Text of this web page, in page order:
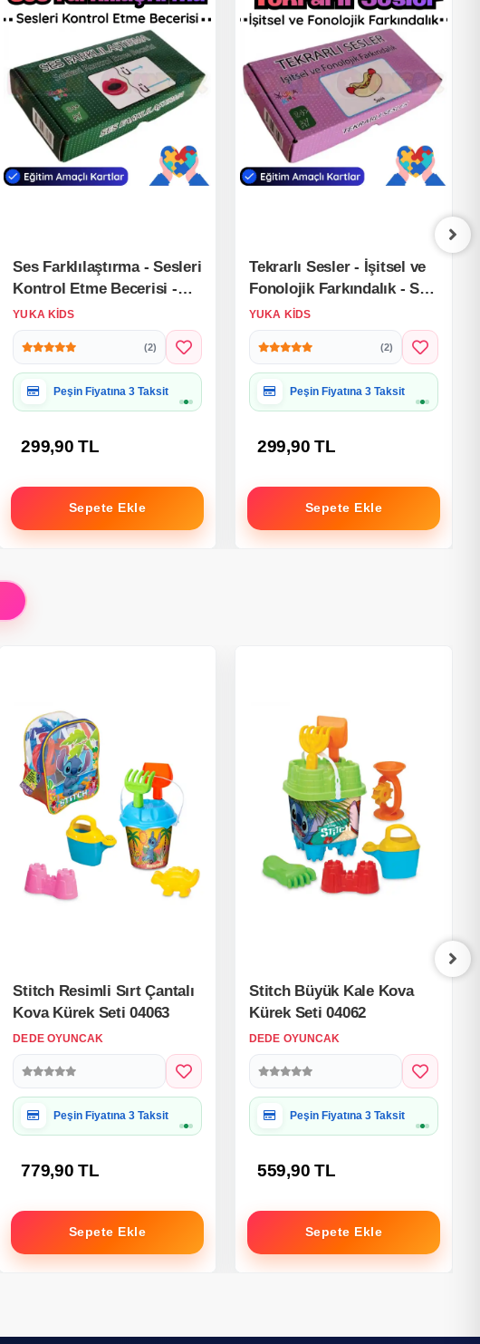
Ses Farklılaştırma - Sesleri
Kontrol Etme Becerisi -
Ses Kartları Konuşma
Etkinliği Otizim Kartları
YUKA KIDS
(2)
Hediye Paketine Uygun
299,90 TL
Sepete Ekle
Tekrarlı Sesler - İşitsel ve
Fonolojik Farkındalık - Ses
Kartları Konuşma Etkinliği
Otizim Kartları
YUKA KIDS
(2)
Hediye Paketine Uygun
299,90 TL
Sepete Ekle
Stitch Resimli Sırt Çantalı
Kova Kürek Seti 04063
DEDE OYUNCAK
Hediye Paketine Uygun
779,90 TL
Sepete Ekle
Stitch Büyük Kale Kova
Kürek Seti 04062
DEDE OYUNCAK
Hediye Paketine Uygun
559,90 TL
Sepete Ekle